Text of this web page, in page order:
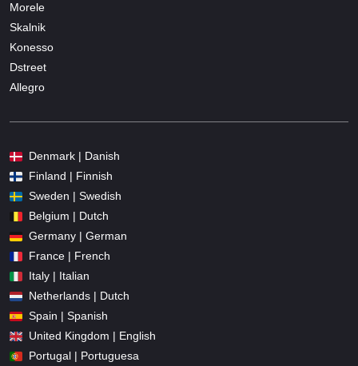
Morele
Skalnik
Konesso
Dstreet
Allegro
Denmark | Danish
Finland | Finnish
Sweden | Swedish
Belgium | Dutch
Germany | German
France | French
Italy | Italian
Netherlands | Dutch
Spain | Spanish
United Kingdom | English
Portugal | Portuguesa